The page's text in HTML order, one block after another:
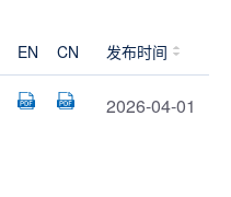
EN CN 发布时间
2026-04-01